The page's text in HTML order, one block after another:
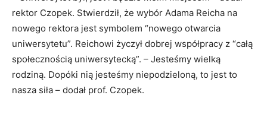
rektor Czopek. Stwierdził, że wybór Adama Reicha na
nowego rektora jest symbolem “nowego otwarcia
uniwersytetu”. Reichowi życzył dobrej współpracy z “całą
społecznością uniwersytecką”. – Jesteśmy wielką
rodziną. Dopóki nią jesteśmy niepodzieloną, to jest to
nasza siła – dodał prof. Czopek.